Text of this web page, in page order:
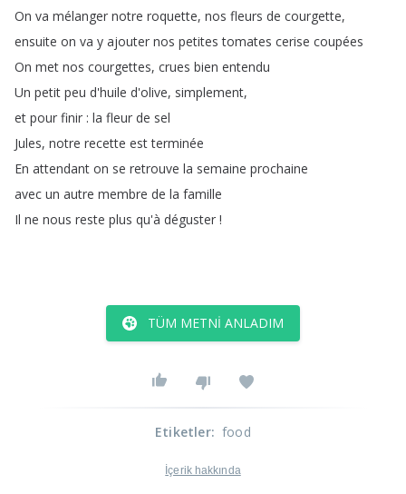
On va mélanger notre roquette, nos fleurs de courgette,
ensuite on va y ajouter nos petites tomates cerise coupées
On met nos courgettes, crues bien entendu
Un petit peu d'huile d'olive, simplement,
et pour finir : la fleur de sel
Jules, notre recette est terminée
En attendant on se retrouve la semaine prochaine
avec un autre membre de la famille
Il ne nous reste plus qu'à déguster !
TÜM METNI ANLADIM
Etiketler: food
İçerik hakkında